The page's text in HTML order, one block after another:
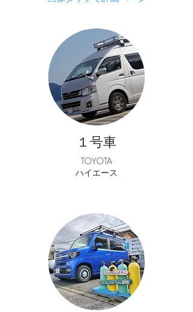
１号車
TOYOTA
ハイエース